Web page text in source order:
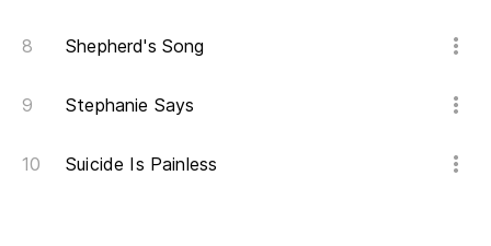
Shepherd's Song
Stephanie Says
Suicide Is Painless